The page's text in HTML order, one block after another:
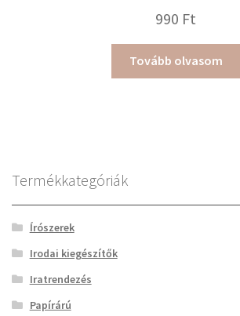
990 Ft
Tovább olvasom
Termékkategóriák
Írószerek
Irodai kiegészítők
Iratrendezés
Papírárú